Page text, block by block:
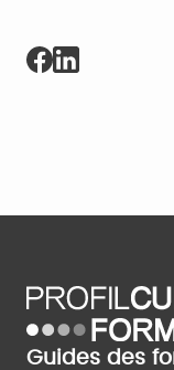
Guides des